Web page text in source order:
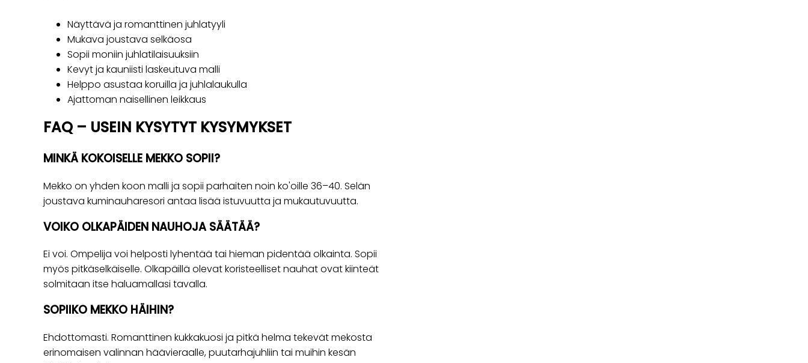
Näyttävä ja romanttinen juhlatyyli
Mukava joustava selkäosa
Sopii moniin juhlatilaisuuksiin
Kevyt ja kauniisti laskeutuva malli
Helppo asustaa koruilla ja juhlalaukulla
Ajattoman naisellinen leikkaus
FAQ – USEIN KYSYTYT KYSYMYKSET
MINKÄ KOKOISELLE MEKKO SOPII?
Mekko on yhden koon malli ja sopii parhaiten noin ko'oille 36–40. Selän
joustava kuminauharesori antaa lisää istuvuutta ja mukautuvuutta.
VOIKO OLKAPÄIDEN NAUHOJA SÄÄTÄÄ?
Ei voi. Ompelija voi helposti lyhentää tai hieman pidentää olkainta. Sopii
myös pitkäselkäiselle. Olkapäillä olevat koristeelliset nauhat ovat kiinteät
solmitaan itse haluamallasi tavalla.
SOPIIKO MEKKO HÄIHIN?
Ehdottomasti. Romanttinen kukkakuosi ja pitkä helma tekevät mekosta
erinomaisen valinnan häävieraalle, puutarhajuhliin tai muihin kesän